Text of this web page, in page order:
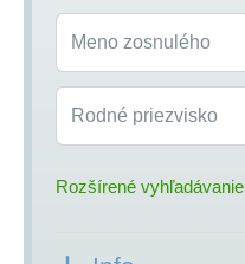
Meno zosnulého
Rodné priezvisko
Rozšírené vyhľadávanie